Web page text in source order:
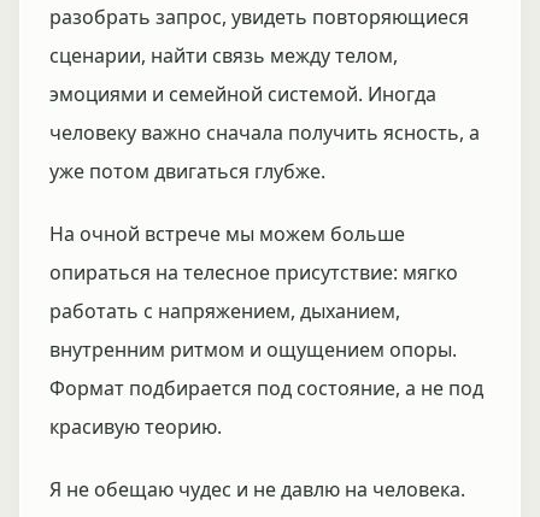
разобрать запрос, увидеть повторяющиеся
сценарии, найти связь между телом,
эмоциями и семейной системой. Иногда
человеку важно сначала получить ясность, а
уже потом двигаться глубже.
На очной встрече мы можем больше
опираться на телесное присутствие: мягко
работать с напряжением, дыханием,
внутренним ритмом и ощущением опоры.
Формат подбирается под состояние, а не под
красивую теорию.
Я не обещаю чудес и не давлю на человека.